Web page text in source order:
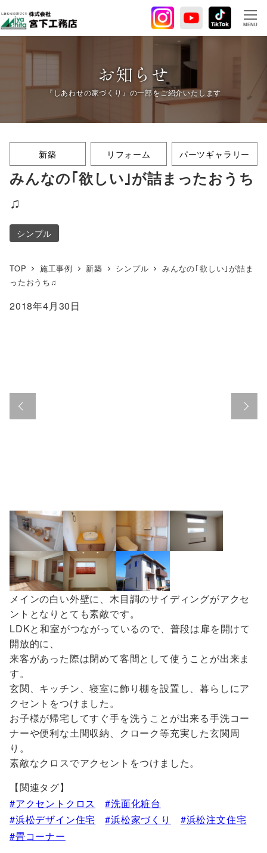
イ
ン
へ
MENU
お知らせ
新築 リフォーム パーツギャラリー
みんなの｢欲しい｣が詰まったおうち
♫
シンプル
TOP 施工事例 新築 シンプル
みんなの｢欲しい｣が詰ま
ったおうち♫
2018年4月30日
メインの白い外壁に、木目調のサイディングがアクセ
ントとなりとても素敵です。
LDKと和室がつながっているので、普段は扉を開けて
開放的に、
来客があった際は閉めて客間として使うことが出来ま
す。
玄関、キッチン、寝室に飾り棚を設置し、暮らしにア
クセントをつけました。
お子様が帰宅してすぐ手を洗うことが出来る手洗コー
ナーや便利な土間収納、クローク等充実した玄関周
り。
素敵なクロスでアクセントをつけました。
【関連タグ】
アクセントクロス
洗面化粧台
浜松デザイン住宅
浜松家づくり
浜松注文住宅
畳コーナー